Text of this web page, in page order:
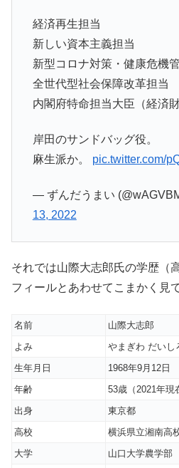
経済再生担当
新しい資本主義担当
新型コロナ対策・健康危機
全世代型社会保障改革担当
内閣府特命担当大臣（経済財
岸田のサンドバッグ役。
麻生派か。 pic.twitter.com/
— ずんだうまい
13, 2022
それでは山際大志郎氏の学歴（
フィールとあわせてこまかく見
名前
山際大志郎
よみ
やまぎわ だいし
生年月日
1968年9月12日
年齢
53歳（2021年現
出身
東京都
高校
横浜県立湘南高
大学
山口大学農学部